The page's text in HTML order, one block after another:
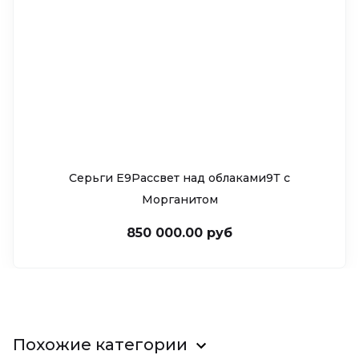
Серьги Е9Рассвет над облаками9Т c
Морганитом
850 000.00 руб
Похожие категории